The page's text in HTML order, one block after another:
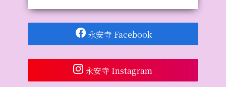
永安寺 Facebook
永安寺 Instagram